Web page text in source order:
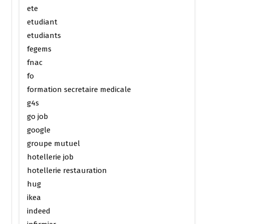
ete
etudiant
etudiants
fegems
fnac
fo
formation secretaire medicale
g4s
go job
google
groupe mutuel
hotellerie job
hotellerie restauration
hug
ikea
indeed